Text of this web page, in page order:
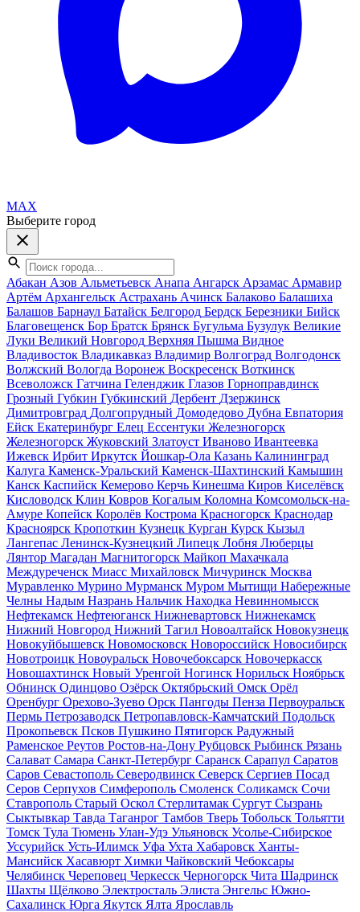
MAX
Выберите город
Абакан Азов Альметьевск Анапа Ангарск Арзамас Армавир
Артём Архангельск Астрахань Ачинск Балаково Балашиха
Балашов Барнаул Батайск Белгород Бердск Березники Бийск
Благовещенск Бор Братск Брянск Бугульма Бузулук Великие
Луки Великий Новгород Верхняя Пышма Видное
Владивосток Владикавказ Владимир Волгоград Волгодонск
Волжский Вологда Воронеж Воскресенск Воткинск
Всеволожск Гатчина Геленджик Глазов Горноправдинск
Грозный Губкин Губкинский Дербент Дзержинск
Димитровград Долгопрудный Домодедово Дубна Евпатория
Ейск Екатеринбург Елец Ессентуки Железногорск
Железногорск Жуковский Златоуст Иваново Ивантеевка
Ижевск Ирбит Иркутск Йошкар-Ола Казань Калининград
Калуга Каменск-Уральский Каменск-Шахтинский Камышин
Канск Каспийск Кемерово Керчь Кинешма Киров Киселёвск
Кисловодск Клин Ковров Когалым Коломна Комсомольск-на-
Амуре Копейск Королёв Кострома Красногорск Краснодар
Красноярск Кропоткин Кузнецк Курган Курск Кызыл
Лангепас Ленинск-Кузнецкий Липецк Лобня Люберцы
Лянтор Магадан Магнитогорск Майкоп Махачкала
Междуреченск Миасс Михайловск Мичуринск Москва
Муравленко Мурино Мурманск Муром Мытищи Набережные
Челны Надым Назрань Нальчик Находка Невинномысск
Нефтекамск Нефтеюганск Нижневартовск Нижнекамск
Нижний Новгород Нижний Тагил Новоалтайск Новокузнецк
Новокуйбышевск Новомосковск Новороссийск Новосибирск
Новотроицк Новоуральск Новочебоксарск Новочеркасск
Новошахтинск Новый Уренгой Ногинск Норильск Ноябрьск
Обнинск Одинцово Озёрск Октябрьский Омск Орёл
Оренбург Орехово-Зуево Орск Пангоды Пенза Первоуральск
Пермь Петрозаводск Петропавловск-Камчатский Подольск
Прокопьевск Псков Пушкино Пятигорск Радужный
Раменское Реутов Ростов-на-Дону Рубцовск Рыбинск Рязань
Салават Самара Санкт-Петербург Саранск Сарапул Саратов
Саров Севастополь Северодвинск Северск Сергиев Посад
Серов Серпухов Симферополь Смоленск Соликамск Сочи
Ставрополь Старый Оскол Стерлитамак Сургут Сызрань
Сыктывкар Тавда Таганрог Тамбов Тверь Тобольск Тольятти
Томск Тула Тюмень Улан-Удэ Ульяновск Усолье-Сибирское
Уссурийск Усть-Илимск Уфа Ухта Хабаровск Ханты-
Мансийск Хасавюрт Химки Чайковский Чебоксары
Челябинск Череповец Черкесск Черногорск Чита Шадринск
Шахты Щёлково Электросталь Элиста Энгельс Южно-
Сахалинск Юрга Якутск Ялта Ярославль